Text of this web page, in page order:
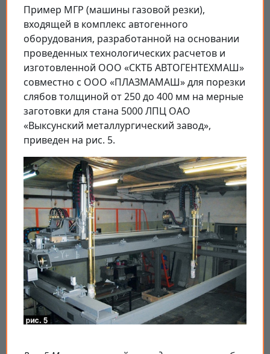
Пример МГР (машины газовой резки),
входящей в комплекс автогенного
оборудования, разработанной на основании
проведенных технологических расчетов и
изготовленной ООО «СКТБ АВТОГЕНТЕХМАШ»
совместно с ООО «ПЛАЗМАМАШ» для порезки
слябов толщиной от 250 до 400 мм на мерные
заготовки для стана 5000 ЛПЦ ОАО
«Выксунский металлургический завод»,
приведен на рис. 5.